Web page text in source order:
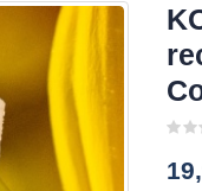
out
of